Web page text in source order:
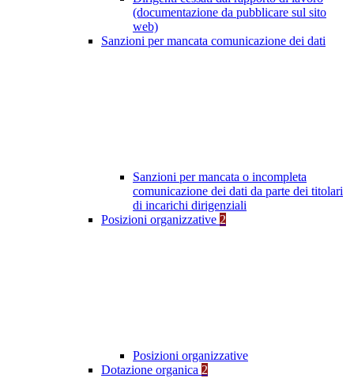
(documentazione da pubblicare sul sito
web)
Sanzioni per mancata comunicazione dei dati
Sanzioni per mancata o incompleta
comunicazione dei dati da parte dei titolari
di incarichi dirigenziali
Posizioni organizzative 2
Posizioni organizzative
Dotazione organica 2